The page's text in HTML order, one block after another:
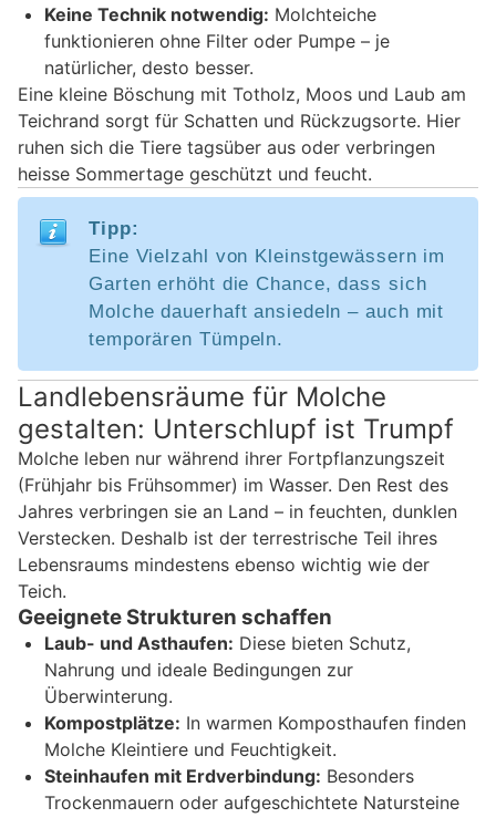
Keine Technik notwendig: Molchteiche
funktionieren ohne Filter oder Pumpe – je
natürlicher, desto besser.
Eine kleine Böschung mit Totholz, Moos und Laub am
Teichrand sorgt für Schatten und Rückzugsorte. Hier
ruhen sich die Tiere tagsüber aus oder verbringen
heisse Sommertage geschützt und feucht.
Tipp:
Eine Vielzahl von Kleinstgewässern im
Garten erhöht die Chance, dass sich
Molche dauerhaft ansiedeln – auch mit
temporären Tümpeln.
Landlebensräume für Molche
gestalten: Unterschlupf ist Trumpf
Molche leben nur während ihrer Fortpflanzungszeit
(Frühjahr bis Frühsommer) im Wasser. Den Rest des
Jahres verbringen sie an Land – in feuchten, dunklen
Verstecken. Deshalb ist der terrestrische Teil ihres
Lebensraums mindestens ebenso wichtig wie der
Teich.
Geeignete Strukturen schaffen
Laub- und Asthaufen: Diese bieten Schutz,
Nahrung und ideale Bedingungen zur
Überwinterung.
Kompostplätze: In warmen Komposthaufen finden
Molche Kleintiere und Feuchtigkeit.
Steinhaufen mit Erdverbindung: Besonders
Trockenmauern oder aufgeschichtete Natursteine